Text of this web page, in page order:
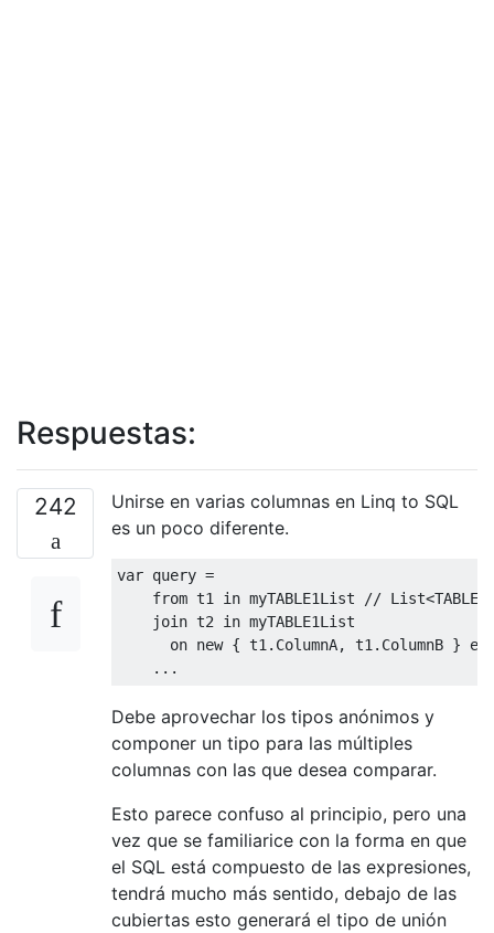
Respuestas:
242
Unirse en varias columnas en Linq to SQL
es un poco diferente.
var query =
from t1 in myTABLE1List
//
join t2 in myTABLE1List
      on
new { t1 . ColumnA, t1 . ColumnB }
...
Debe aprovechar los tipos anónimos y
componer un tipo para las múltiples
columnas con las que desea comparar.
Esto parece confuso al principio, pero una
vez que se familiarice con la forma en que
el SQL está compuesto de las expresiones,
tendrá mucho más sentido, debajo de las
cubiertas esto generará el tipo de unión